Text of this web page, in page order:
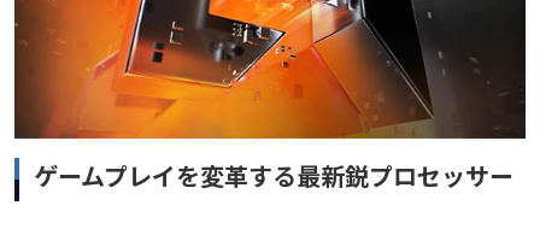
ゲームプレイを変革する最新鋭プロセッサー